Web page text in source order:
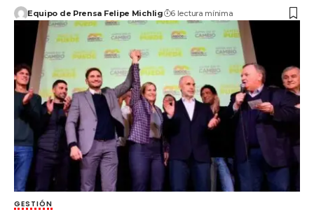
Equipo de Prensa Felipe Michlig 6 lectura mínima
GESTIÓN